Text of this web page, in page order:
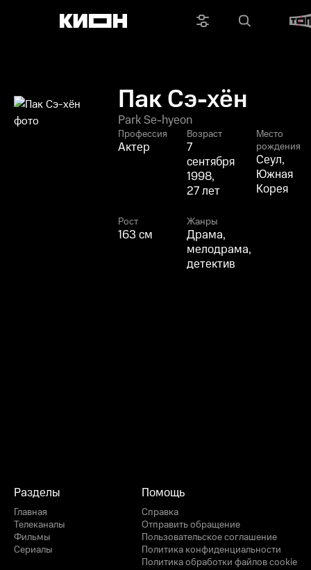
Пак Сэ-хён
Park Se-hyeon
Профессия
Актер
Возраст
7
сентября
1998,
27 лет
Место
рождения
Сеул,
Южная
Корея
Рост
163 см
Жанры
Драма,
мелодрама,
детектив
Разделы
Главная
Телеканалы
Фильмы
Сериалы
Помощь
Справка
Отправить обращение
Пользовательское соглашение
Политика конфиденциальности
Политика обработки файлов cookie